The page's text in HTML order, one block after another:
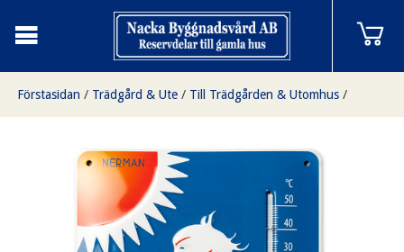
Förstasidan / Trädgård & Ute / Till Trädgården & Utomhus /